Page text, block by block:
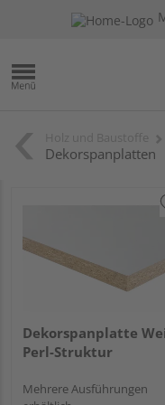
Dekorspanplatten
Dekorspanplatte
Perl-Struktur
Mehrere Ausführungen